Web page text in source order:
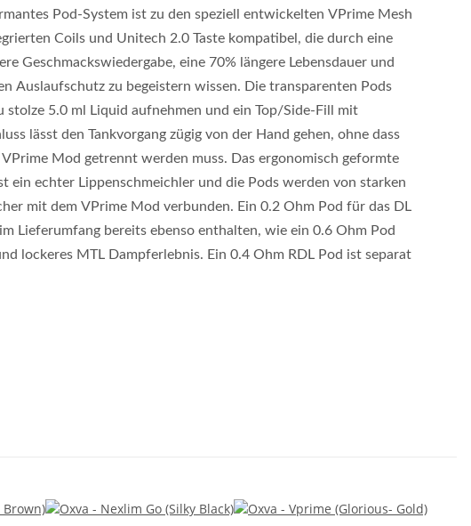
Pod-System ist zu den speziell entwickelten VPrime Mesh
Coils und Unitech 2.0 Taste kompatibel, die durch eine
Geschmackswiedergabe, eine 70% längere Lebensdauer und
Auslaufschutz zu begeistern wissen. Die transparenten Pods
stolze 5.0 ml Liquid aufnehmen und ein Top/Side-Fill mit
lässt den Tankvorgang zügig von der Hand gehen, ohne dass
Mod getrennt werden muss. Das ergonomisch geformte
ein echter Lippenschmeichler und die Pods werden von starken
mit dem VPrime Mod verbunden. Ein 0.2 Ohm Pod für das DL
Lieferumfang bereits ebenso enthalten, wie ein 0.6 Ohm Pod
lockeres MTL Dampferlebnis. Ein 0.4 Ohm RDL Pod ist separat